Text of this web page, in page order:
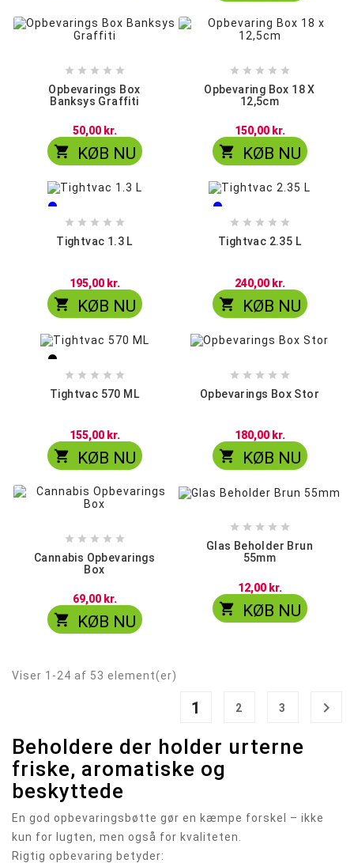
    
Opbevarings Box
Banksys Graffiti
50,00 kr.
 KØB NU
    
Opbevaring Box 18 X
12,5cm
150,00 kr.
 KØB NU
Blå
Grøn
    
Tightvac 1.3 L
195,00 kr.
 KØB NU
Blå
Grøn
    
Tightvac 2.35 L
240,00 kr.
 KØB NU
Sort
Blå
Grøn
    
Tightvac 570 ML
155,00 kr.
 KØB NU
    
Opbevarings Box Stor
180,00 kr.
 KØB NU
    
Cannabis Opbevarings
Box
69,00 kr.
 KØB NU
    
Glas Beholder Brun
55mm
12,00 kr.
 KØB NU
Viser 1-24 af 53 element(er)
1 2 3 
Beholdere der holder urterne
friske, aromatiske og
beskyttede
En god opbevaringsbøtte gør en kæmpe forskel – ikke
kun for lugten, men også for kvaliteten.
Rigtig opbevaring betyder: